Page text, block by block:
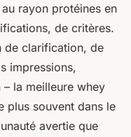
rayon protéines en
de critères.
de clarification, de
impressions,
la meilleure whey
plus souvent dans le
avertie que